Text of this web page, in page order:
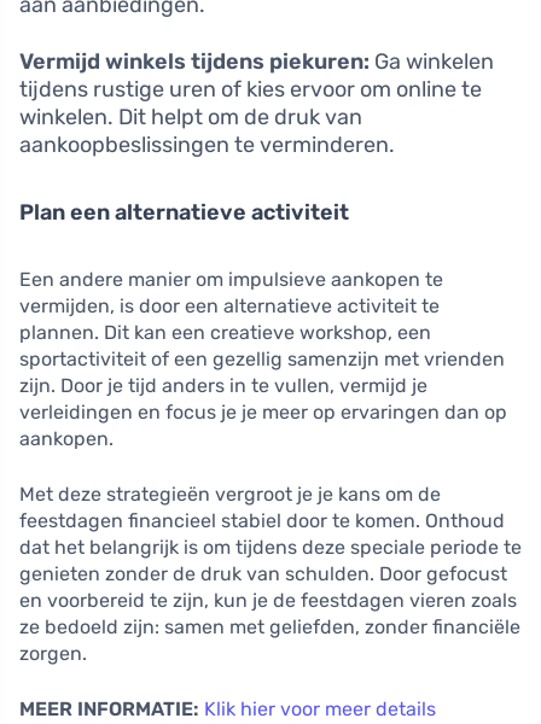
Vermijd winkels tijdens piekuren: Ga winkelen
tijdens rustige uren of kies ervoor om online te
winkelen. Dit helpt om de druk van
aankoopbeslissingen te verminderen.
Plan een alternatieve activiteit
Een andere manier om impulsieve aankopen te
vermijden, is door een alternatieve activiteit te
plannen. Dit kan een creatieve workshop, een
sportactiviteit of een gezellig samenzijn met vrienden
zijn. Door je tijd anders in te vullen, vermijd je
verleidingen en focus je je meer op ervaringen dan op
aankopen.
Met deze strategieën vergroot je je kans om de
feestdagen financieel stabiel door te komen. Onthoud
dat het belangrijk is om tijdens deze speciale periode te
genieten zonder de druk van schulden. Door gefocust
en voorbereid te zijn, kun je de feestdagen vieren zoals
ze bedoeld zijn: samen met geliefden, zonder financiële
zorgen.
MEER INFORMATIE: Klik hier voor meer details